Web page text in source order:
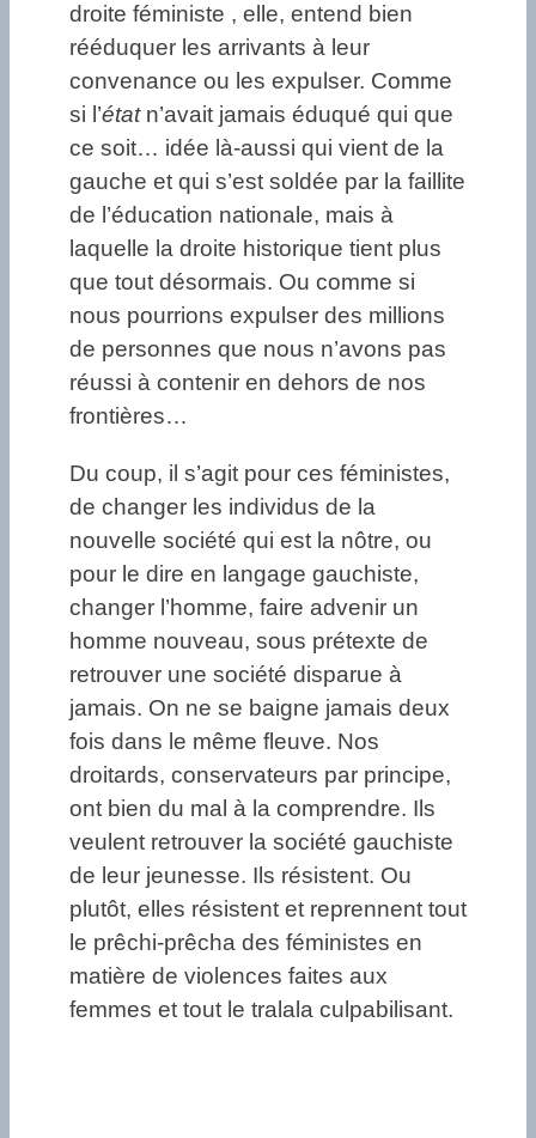
droite féministe , elle, entend bien
rééduquer les arrivants à leur
convenance ou les expulser. Comme
si l’étatn’avait jamais éduqué qui que
ce soit… idée là-aussi qui vient de la
gauche et qui s’est soldée par la faillite
de l’éducation nationale, mais à
laquelle la droite historique tient plus
que tout désormais. Ou comme si
nous pourrions expulser des millions
de personnes que nous n’avons pas
réussi à contenir en dehors de nos
frontières…
Du coup, il s’agit pour ces féministes,
de changer les individus de la
nouvelle société qui est la nôtre, ou
pour le dire en langage gauchiste,
changer l’homme, faire advenir un
homme nouveau, sous prétexte de
retrouver une société disparue à
jamais. On ne se baigne jamais deux
fois dans le même fleuve. Nos
droitards, conservateurs par principe,
ont bien du mal à la comprendre. Ils
veulent retrouver la société gauchiste
de leur jeunesse. Ils résistent. Ou
plutôt, elles résistent et reprennent tout
le prêchi-prêcha des féministes en
matière de violences faites aux
femmes et tout le tralala culpabilisant.